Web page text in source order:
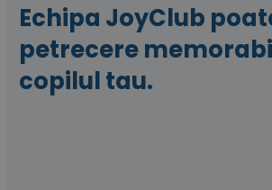
Echipa JoyClub
petrecere
copilul tau.